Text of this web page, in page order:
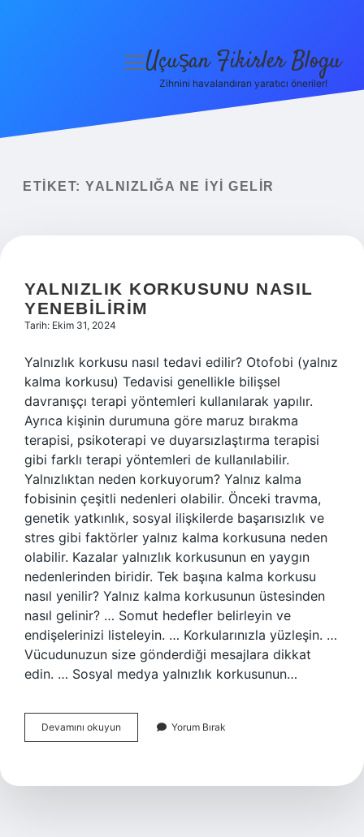
Yasal Uyarı
menüyü
Uçuşan Fikirler Blogu
Zihnini havalandıran yaratıcı öneriler!
ETIKET: YALNIZLIĞA NE IYI GELIR
YALNIZLIK KORKUSUNU NASIL
YENEBILIRIM
Tarih: Ekim 31, 2024
Yalnızlık korkusu nasıl tedavi edilir? Otofobi (yalnız
kalma korkusu) Tedavisi genellikle bilişsel
davranışçı terapi yöntemleri kullanılarak yapılır.
Ayrıca kişinin durumuna göre maruz bırakma
terapisi, psikoterapi ve duyarsızlaştırma terapisi
gibi farklı terapi yöntemleri de kullanılabilir.
Yalnızlıktan neden korkuyorum? Yalnız kalma
fobisinin çeşitli nedenleri olabilir. Önceki travma,
genetik yatkınlık, sosyal ilişkilerde başarısızlık ve
stres gibi faktörler yalnız kalma korkusuna neden
olabilir. Kazalar yalnızlık korkusunun en yaygın
nedenlerinden biridir. Tek başına kalma korkusu
nasıl yenilir? Yalnız kalma korkusunun üstesinden
nasıl gelinir? … Somut hedefler belirleyin ve
endişelerinizi listeleyin. … Korkularınızla yüzleşin. …
Vücudunuzun size gönderdiği mesajlara dikkat
edin. … Sosyal medya yalnızlık korkusunun…
Devamını okuyun Yalnızlık
Korkusunu
Yorum Bırak